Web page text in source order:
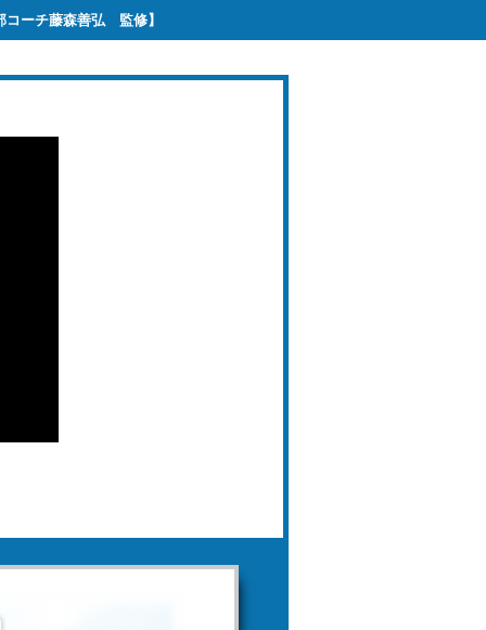
コーチ藤森善弘 監修】